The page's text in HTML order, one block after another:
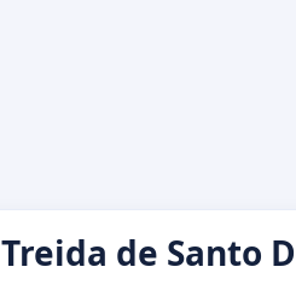
Treida de Santo